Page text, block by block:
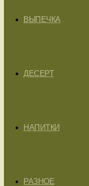
ВЫПЕЧКА
ДЕСЕРТ
НАПИТКИ
РАЗНОЕ